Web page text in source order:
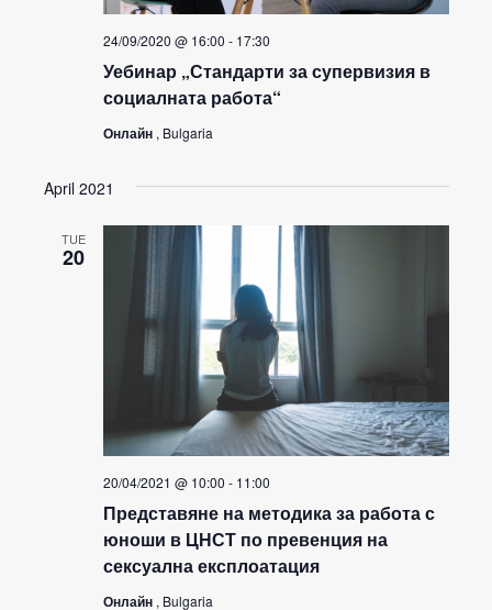
Уебинар „Стандарти за супервизия в
социалната работа“
24/09/2020 @ 16:00 - 17:30
Онлайн , Bulgaria
April 2021
TUE
20
Представяне на методика за работа с
юноши в ЦНСТ по превенция на
сексуална експлоатация
20/04/2021 @ 10:00 - 11:00
Онлайн , Bulgaria